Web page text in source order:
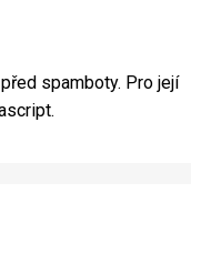
spamboty. Pro její